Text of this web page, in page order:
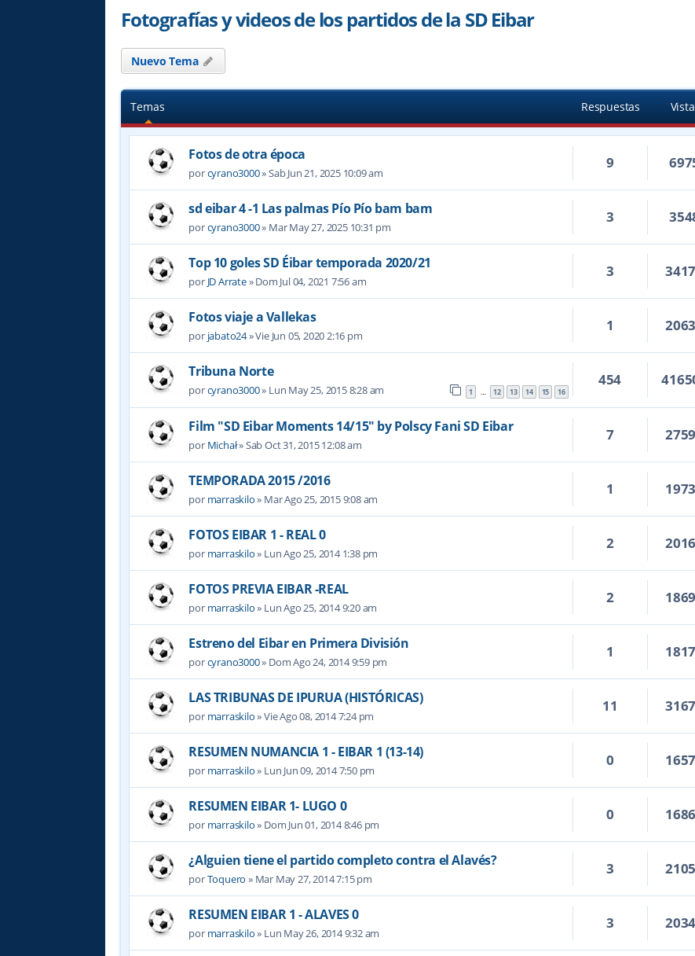
Fotografías y videos de los partidos de la SD Eibar
Nuevo Tema
Temas Respuestas
Fotos de otra época
porcyrano3000» Sab Jun 21, 2025 10:09 am
9
sd eibar 4 -1 Las palmas Pío Pío bam bam
porcyrano3000» Mar May 27, 2025 10:31 pm
3
Top 10 goles SD Éibar temporada 2020/21
por JD Arrate» Dom Jul 04, 2021 7:56 am
3
Fotos viaje a Vallekas
por jabato24» Vie Jun 05, 2020 2:16 pm
1
Tribuna Norte
porcyrano3000» Lun May 25, 2015 8:28 am 1 … 12 13 14 15 16
454
Film "SD Eibar Moments 14/15" by Polscy Fani SD Eibar
por Michał» Sab Oct 31, 2015 12:08 am
7
TEMPORADA 2015 /2016
por marraskilo» Mar Ago 25, 2015 9:08 am
1
FOTOS EIBAR 1 - REAL 0
por marraskilo» Lun Ago 25, 2014 1:38 pm
2
FOTOS PREVIA EIBAR -REAL
por marraskilo» Lun Ago 25, 2014 9:20 am
2
Estreno del Eibar en Primera División
porcyrano3000» Dom Ago 24, 2014 9:59 pm
1
LAS TRIBUNAS DE IPURUA (HISTÓRICAS)
por marraskilo» Vie Ago 08, 2014 7:24 pm
11
RESUMEN NUMANCIA 1 - EIBAR 1 (13-14)
por marraskilo» Lun Jun 09, 2014 7:50 pm
0
RESUMEN EIBAR 1- LUGO 0
por marraskilo» Dom Jun 01, 2014 8:46 pm
0
¿Alguien tiene el partido completo contra el Alavés?
porToquero » Mar May 27, 2014 7:15 pm
3
RESUMEN EIBAR 1 - ALAVES 0
por marraskilo» Lun May 26, 2014 9:32 am
3